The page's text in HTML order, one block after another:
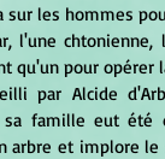
sur les hommes
par Alcide
famille eut été
arbre et implore